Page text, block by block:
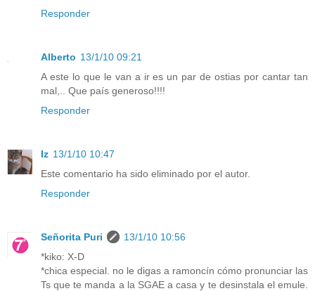
Responder
Alberto 13/1/10 09:21
A este lo que le van a ir es un par de ostias por cantar tan
mal,.. Que país generoso!!!!
Responder
Iz 13/1/10 10:47
Este comentario ha sido eliminado por el autor.
Responder
Señorita Puri
13/1/10 10:56
*kiko: X-D
*chica especial. no le digas a ramoncín cómo pronunciar las
Ts que te manda a la SGAE a casa y te desinstala el emule.